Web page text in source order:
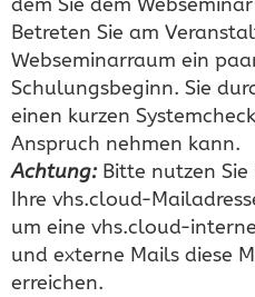
Betreten Sie am
Webseminarraum ein
Schulungsbeginn. Sie
einen kurzen
Anspruch nehmen kann.
Achtung: Bitte nutzen
Ihre vhs.cloud-
um eine vhs.cloud-
und externe Mails diese
erreichen.